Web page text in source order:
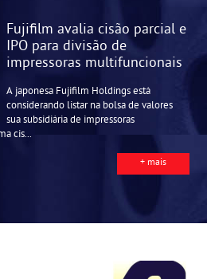
Fujifilm avalia cisão parcial e
IPO para divisão de
impressoras multifuncionais
A japonesa Fujifilm Holdings está
considerando listar na bolsa de valores
sua subsidiária de impressoras
cis...
+ mais